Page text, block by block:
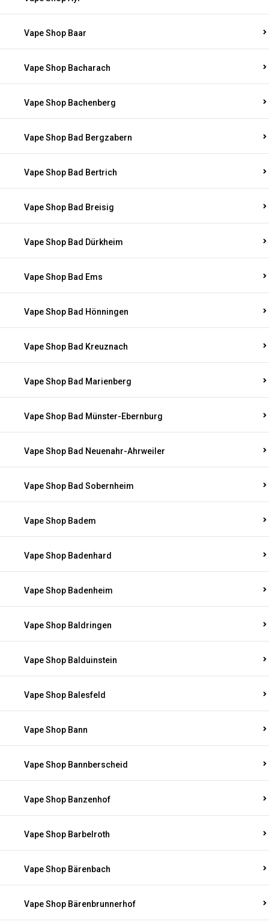
Vape Shop Baar
Vape Shop Bacharach
Vape Shop Bachenberg
Vape Shop Bad Bergzabern
Vape Shop Bad Bertrich
Vape Shop Bad Breisig
Vape Shop Bad Dürkheim
Vape Shop Bad Ems
Vape Shop Bad Hönningen
Vape Shop Bad Kreuznach
Vape Shop Bad Marienberg
Vape Shop Bad Münster-Ebernburg
Vape Shop Bad Neuenahr-Ahrweiler
Vape Shop Bad Sobernheim
Vape Shop Badem
Vape Shop Badenhard
Vape Shop Badenheim
Vape Shop Baldringen
Vape Shop Balduinstein
Vape Shop Balesfeld
Vape Shop Bann
Vape Shop Bannberscheid
Vape Shop Banzenhof
Vape Shop Barbelroth
Vape Shop Bärenbach
Vape Shop Bärenbrunnerhof